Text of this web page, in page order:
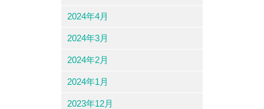
2024年4月
2024年3月
2024年2月
2024年1月
2023年12月